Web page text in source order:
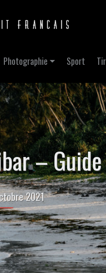
Photographie Sport
– Guide
2021